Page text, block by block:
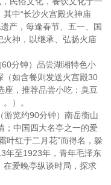
中“长沙火宫殿火神庙
产，每逢春节、五一、国
火神，以继承、弘扬火庙
分钟）品尝湖湘特色小
（如含餐则发送火宫殿30
座，推荐品尝小吃：臭豆
）。
览约90分钟）南岳衡山
；中国四大名亭之一的爱
叶红于二月花”而得名，躲
年至1923年，青年毛泽东
在爱晚亭纵谈时局，探求